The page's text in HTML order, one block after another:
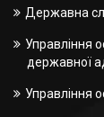
Державна
Управління
державної
Управління